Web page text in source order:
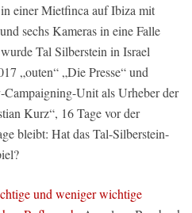
einer Mietfinca auf Ibiza mit
sechs Kameras in eine Falle
Tal Silberstein in Israel
„outen“ „Die Presse“ und
Unit als Urheber der
Kurz“, 16 Tage vor der
bleibt: Hat das Tal-Silberstein-
und weniger wichtige